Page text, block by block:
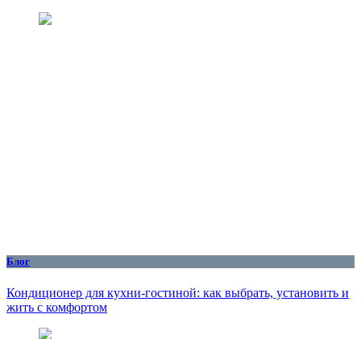
Блог
Кондиционер для кухни‑гостиной: как выбрать, установить и
жить с комфортом